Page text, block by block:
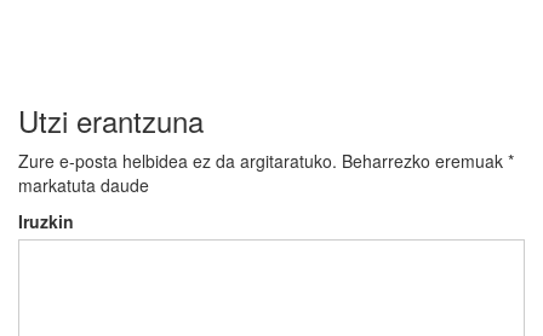
Utzi erantzuna
Zure e-posta helbidea ez da argitaratuko. Beharrezko eremuak *
markatuta daude
Iruzkin